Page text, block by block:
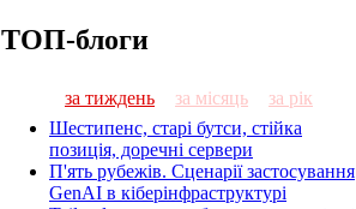
ТОП-блоги
за тиждень за місяць
за рік
Шестипенс, старі бутси, стійка
позиція, доречні сервери
П'ять рубежів. Сценарії застосування
GenAI в кіберінфраструктурі